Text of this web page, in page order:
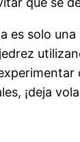
es solo una
¡deja